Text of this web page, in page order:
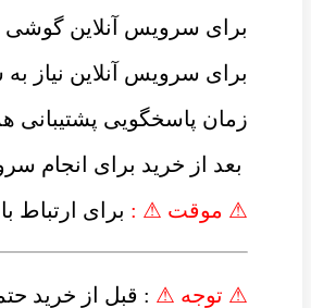
برای سرویس آنلاین گوشی
برای سرویس آنلاین نیاز
زمان پاسخگویی
بعد از خرید برای انجام
⚠ موقت ⚠ : برای ارتباط
⚠ توجه ⚠ : قبل از خرید